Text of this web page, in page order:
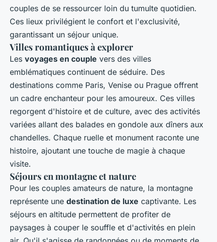
couples de se ressourcer loin du tumulte quotidien.
Ces lieux privilégient le confort et l'exclusivité,
garantissant un séjour unique.
Villes romantiques à explorer
Les voyages en couple vers des villes
emblématiques continuent de séduire. Des
destinations comme Paris, Venise ou Prague offrent
un cadre enchanteur pour les amoureux. Ces villes
regorgent d'histoire et de culture, avec des activités
variées allant des balades en gondole aux dîners aux
chandelles. Chaque ruelle et monument raconte une
histoire, ajoutant une touche de magie à chaque
visite.
Séjours en montagne et nature
Pour les couples amateurs de nature, la montagne
représente une destination de luxe captivante. Les
séjours en altitude permettent de profiter de
paysages à couper le souffle et d'activités en plein